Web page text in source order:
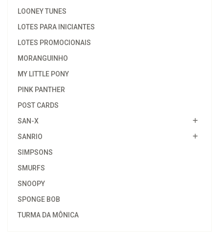
LOONEY TUNES
LOTES PARA INICIANTES
LOTES PROMOCIONAIS
MORANGUINHO
MY LITTLE PONY
PINK PANTHER
POST CARDS
SAN-X
SANRIO
SIMPSONS
SMURFS
SNOOPY
SPONGE BOB
TURMA DA MÔNICA